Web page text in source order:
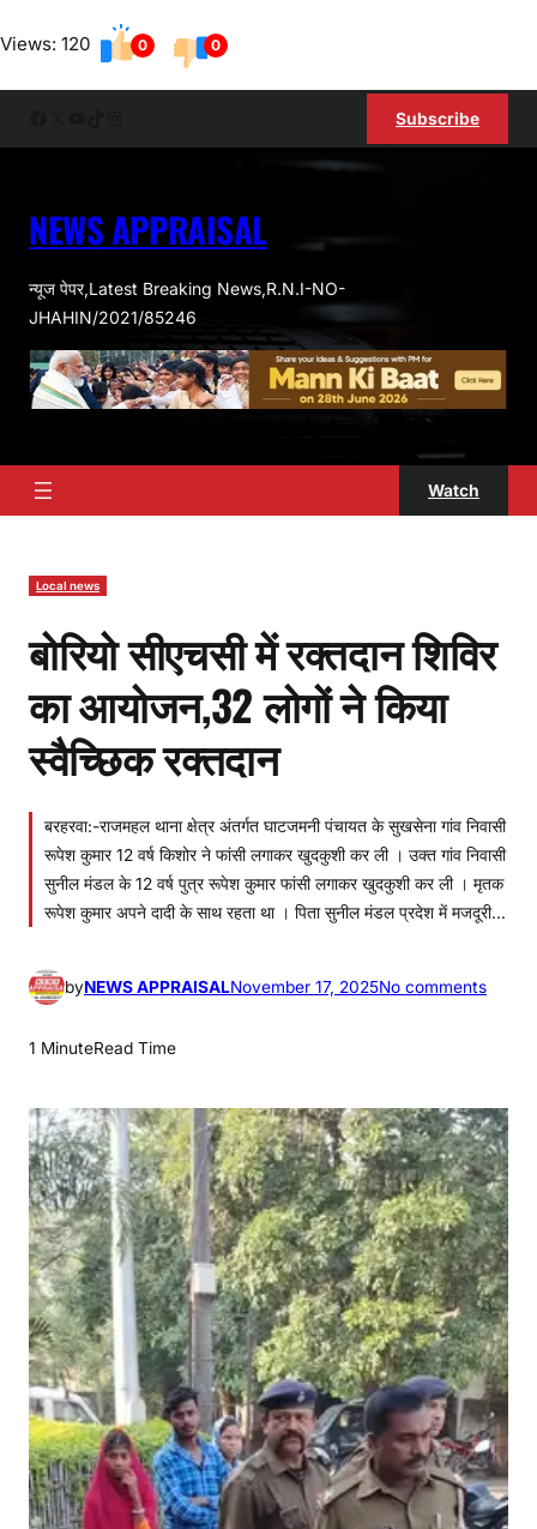
Views: 120 0 0
Subscribe
NEWS APPRAISAL
न्यूज पेपर,Latest Breaking News,R.N.I-NO-
JHAHIN/2021/85246
Watch
Local news
बोरियो सीएचसी में रक्तदान शिविर
का आयोजन,32 लोगों ने किया
स्वैच्छिक रक्तदान
बरहरवा:-राजमहल थाना क्षेत्र अंतर्गत घाटजमनी पंचायत के सुखसेना गांव निवासी
रूपेश कुमार 12 वर्ष किशोर ने फांसी लगाकर खुदकुशी कर ली । उक्त गांव निवासी
सुनील मंडल के 12 वर्ष पुत्र रूपेश कुमार फांसी लगाकर खुदकुशी कर ली । मृतक
रूपेश कुमार अपने दादी के साथ रहता था । पिता सुनील मंडल प्रदेश में मजदूरी…
byNEWS APPRAISALNovember 17, 2025No commentso
सी
ए
च
सी
में
र
क्त
दा
न
शि
वि
र
का
आ
1 MinuteRead Time